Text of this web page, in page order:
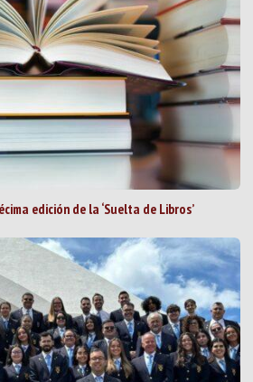
edición de la ‘Suelta de Libros’